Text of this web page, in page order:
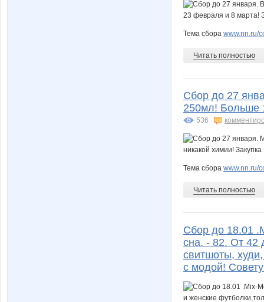
Тема сбора www.nn.ru/
Читать полностью
Сбор до 27
250мл! Больше
536
Тема сбора www.nn.ru/
Читать полностью
Cбор до 18.01
сна. - 82. От 42
свитшоты,
с модой!